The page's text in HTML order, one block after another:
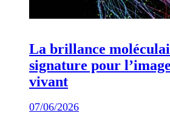
La brillance
signature pour
vivant
07/06/2026